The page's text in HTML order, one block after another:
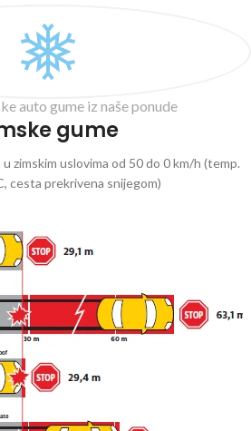
auto gume iz naše ponude
gume
zimskim uslovima od 50 do 0 km/h (temp.
cesta prekrivena snijegom)